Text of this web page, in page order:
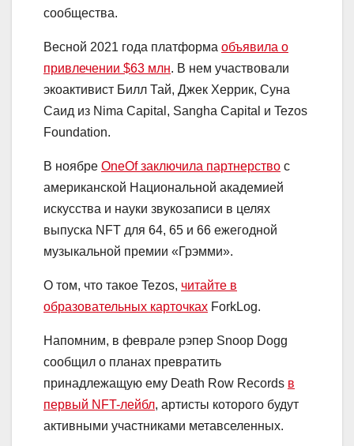
сообщества.
Весной 2021 года платформа объявила о
привлечении $63 млн. В нем участвовали
экоактивист Билл Тай, Джек Херрик, Суна
Саид из Nima Capital, Sangha Capital и Tezos
Foundation.
В ноябре OneOf заключила партнерство с
американской Национальной академией
искусства и науки звукозаписи в целях
выпуска NFT для 64, 65 и 66 ежегодной
музыкальной премии «Грэмми».
О том, что такое Tezos, читайте в
образовательных карточках ForkLog.
Напомним, в феврале рэпер Snoop Dogg
сообщил о планах превратить
принадлежащую ему Death Row Records в
первый NFT-лейбл, артисты которого будут
активными участниками метавселенных.